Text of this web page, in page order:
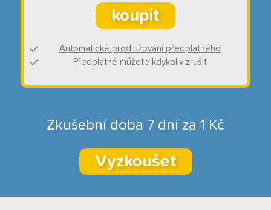
koupit
Automatické prodlužování předplatného
Předplatné můžete kdykoliv zrušit
Zkušební doba 7 dní za 1 Kč
Vyzkoušet